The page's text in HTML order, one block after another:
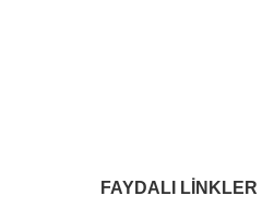
FAYDALI LINKLER